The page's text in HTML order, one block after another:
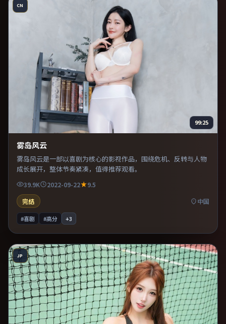
CN
99:25
雾岛风云
雾岛风云是一部以喜剧为核心的影视作品，围绕危机、反转与人物
成长展开，整体节奏紧凑，值得推荐观看。
39.9K 2022-09-22
9.5
完结
中国
#喜剧 #高分 +3
JP